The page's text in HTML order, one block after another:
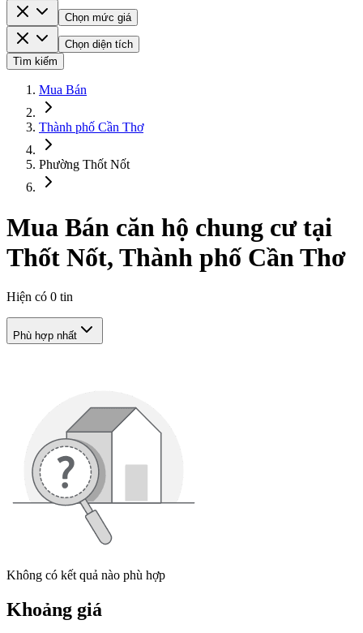
Chọn mức giá
Chọn diện tích
Tìm kiếm
Mua Bán
Thành phố Cần Thơ
Phường Thốt Nốt
Mua Bán căn hộ chung cư tại
Thốt Nốt, Thành phố Cần Thơ
Hiện có 0 tin
Phù hợp nhất
Không có kết quả nào phù hợp
Khoảng giá